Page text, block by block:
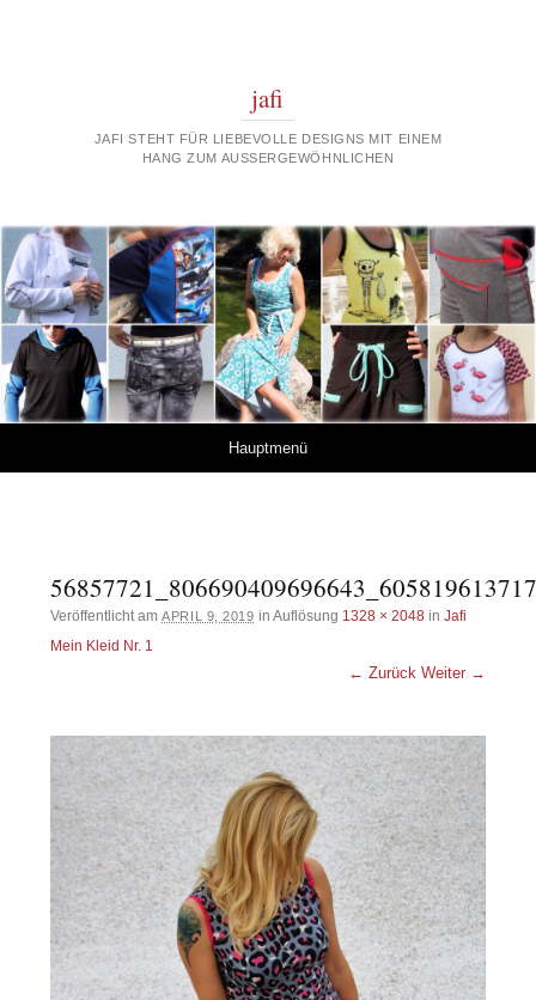
jafi
JAFI STEHT FÜR LIEBEVOLLE DESIGNS MIT EINEM
HANG ZUM AUSSERGEWÖHNLICHEN
Hauptmenü
Veröffentlicht amAPRIL 9, 2019 in Auflösung 1328 × 2048in Jafi
Mein Kleid Nr. 1
← Zurück Weiter →